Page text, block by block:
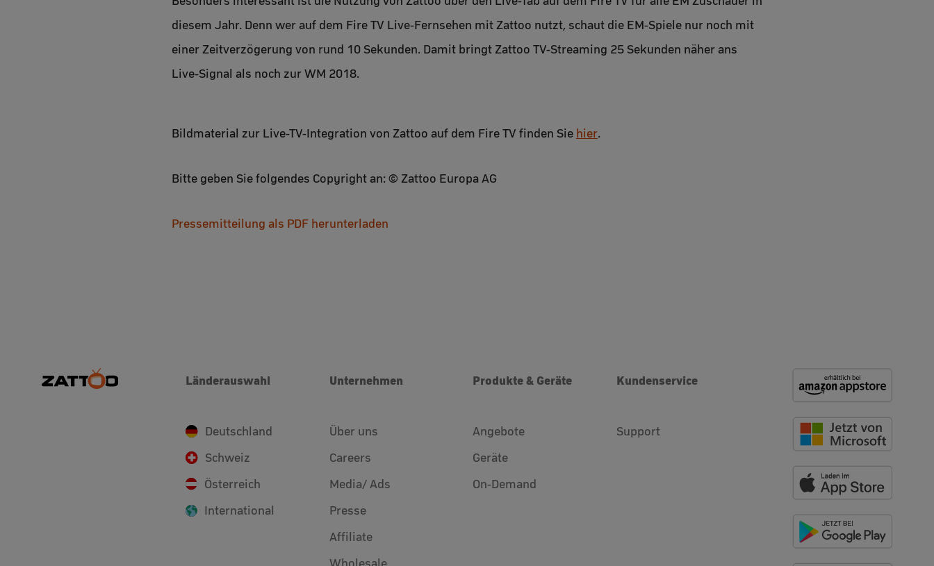
diesem Jahr. Denn wer auf dem Fire TV Live-Fernsehen mit Zattoo nutzt, schaut die EM-Spiele nur noch mit
einer Zeitverzögerung von rund 10 Sekunden. Damit bringt Zattoo TV-Streaming 25 Sekunden näher ans
Live-Signal als noch zur WM 2018.
Bildmaterial zur Live-TV-Integration von Zattoo auf dem Fire TV finden Sie hier.
Bitte geben Sie folgendes Copyright an: © Zattoo Europa AG
Pressemitteilung als PDF herunterladen
Länderauswahl
Deutschland
Schweiz
Österreich
International
Unternehmen
Über uns
Careers
Media/ Ads
Presse
Affiliate
Produkte & Geräte
Angebote
Geräte
On-Demand
Kundenservice
Support